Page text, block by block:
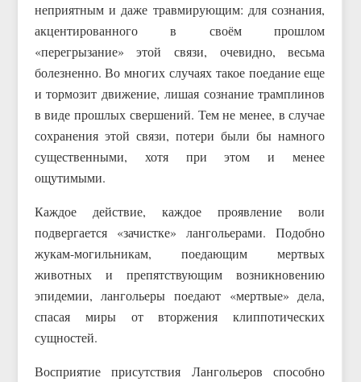
неприятным и даже травмирующим: для сознания,
акцентированного в своём прошлом
«перегрызание» этой связи, очевидно, весьма
болезненно. Во многих случаях такое поедание еще
и тормозит движение, лишая сознание трамплинов
в виде прошлых свершений. Тем не менее, в случае
сохранения этой связи, потери были бы намного
существенными, хотя при этом и менее
ощутимыми.
Каждое действие, каждое проявление воли
подвергается «зачистке» лангольерами. Подобно
жукам-могильникам, поедающим мертвых
животных и препятствующим возникновению
эпидемии, лангольеры поедают «мертвые» дела,
спасая миры от вторжения клиппотических
сущностей.
Восприятие присутствия Лангольеров способно